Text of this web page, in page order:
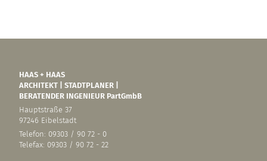
HAAS + HAAS
ARCHITEKT | STADTPLANER |
BERATENDER INGENIEUR PartGmbB
Hauptstraße 37
97246 Eibelstadt
Telefon: 09303 / 90 72 - 0
Telefax: 09303 / 90 72 - 22